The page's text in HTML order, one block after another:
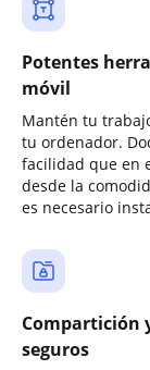
Potentes
móvil
Mantén tu
tu ordenador.
facilidad que en
desde la
es necesario
Compartición
seguros